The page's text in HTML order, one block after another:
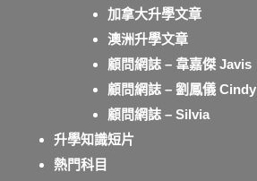
加拿大升學文章
澳洲升學文章
顧問網誌 – 韋嘉傑 Javis
顧問網誌 – 劉鳳儀 Cindy
顧問網誌 – Silvia
升學知識短片
熱門科目